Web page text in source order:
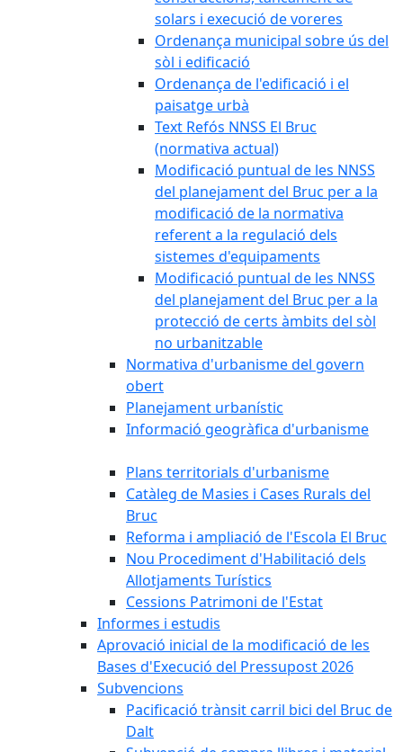
solars i execució de voreres
Ordenança municipal sobre ús del
sòl i edificació
Ordenança de l'edificació i el
paisatge urbà
Text Refós NNSS El Bruc
(normativa actual)
Modificació puntual de les NNSS
del planejament del Bruc per a la
modificació de la normativa
referent a la regulació dels
sistemes d'equipaments
Modificació puntual de les NNSS
del planejament del Bruc per a la
protecció de certs àmbits del sòl
no urbanitzable
Normativa d'urbanisme del govern
obert
Planejament urbanístic
Informació geogràfica d'urbanisme
Plans territorials d'urbanisme
Catàleg de Masies i Cases Rurals del
Bruc
Reforma i ampliació de l'Escola El Bruc
Nou Procediment d'Habilitació dels
Allotjaments Turístics
Cessions Patrimoni de l'Estat
Informes i estudis
Aprovació inicial de la modificació de les
Bases d'Execució del Pressupost 2026
Subvencions
Pacificació trànsit carril bici del Bruc de
Dalt